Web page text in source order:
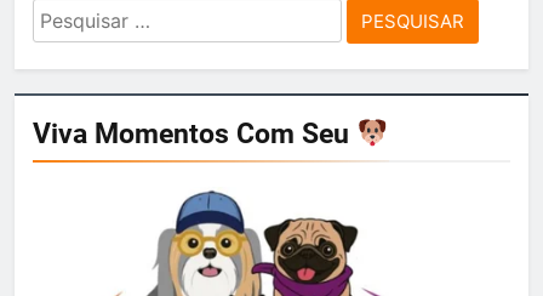
Pesquisar
por:
Viva Momentos Com Seu